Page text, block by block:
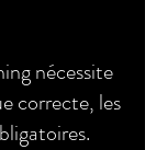
nécessite
correcte, les